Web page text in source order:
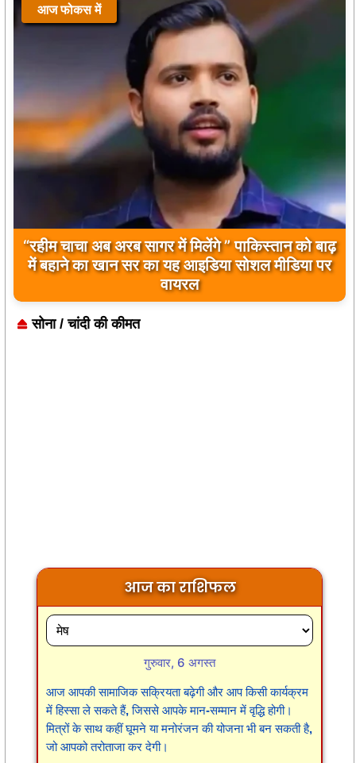
आज फोकस में
“रहीम चाचा अब अरब सागर में मिलेंगे ” पाकिस्तान को बाढ़
में बहाने का खान सर का यह आइडिया सोशल मीडिया पर
वायरल
सोना / चांदी की कीमत
आज का राशिफल
गुरुवार, 6 अगस्त
आज आपकी सामाजिक सक्रियता बढ़ेगी और आप किसी कार्यक्रम
में हिस्सा ले सकते हैं, जिससे आपके मान-सम्मान में वृद्धि होगी।
मित्रों के साथ कहीं घूमने या मनोरंजन की योजना भी बन सकती है,
जो आपको तरोताजा कर देगी।